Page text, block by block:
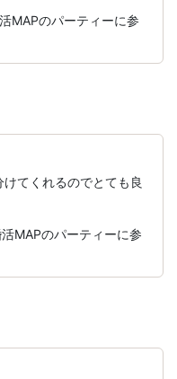
MAPのパーティーに参
てくれるのでとても良
MAPのパーティーに参